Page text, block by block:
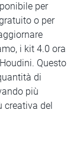
per
o per
i kit 4.0 ora
Questo
di
più
creativa del